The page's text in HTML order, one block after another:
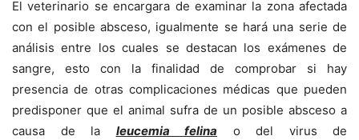
El veterinario se encargara de examinar la zona afectada
con el posible absceso, igualmente se hará una serie de
análisis entre los cuales se destacan los exámenes de
sangre, esto con la finalidad de comprobar si hay
presencia de otras complicaciones médicas que pueden
predisponer que el animal sufra de un posible absceso a
causa de la leucemia felina o del virus de